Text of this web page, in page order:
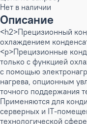
Нет в наличии
Описание
<h2>Прецизионный
охлаждением
<p>Прецизионные
только с функцией
с помощью
нагрева, опционным
точного поддержания
Применяются для
серверных и IT-
технологической